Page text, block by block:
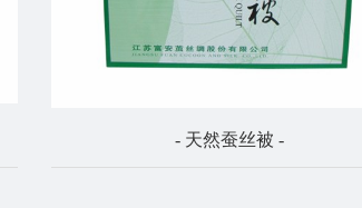
- 天然蚕丝被 -